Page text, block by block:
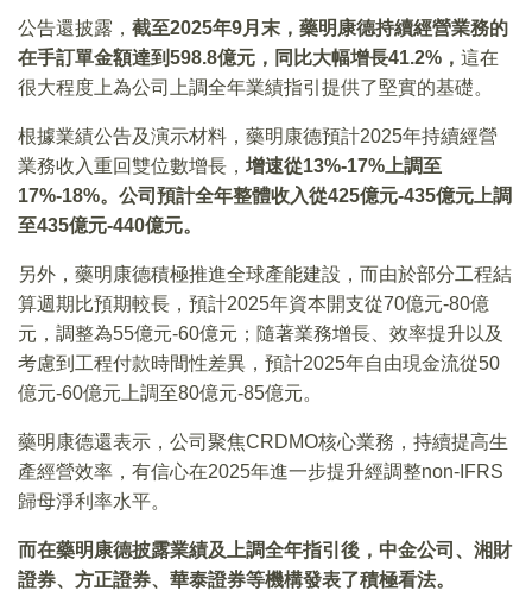
公告還披露， 截至2025年9月末，藥明康德持續經營業務的
在手訂單金額達到598.8億元，同比大幅增長41.2% ， 這在
很大程度上為公司上調全年業績指引提供了堅實的基礎。
根據業績公告及演示材料，藥明康德預計2025年持續經營
業務收入重回雙位數增長， 增速從13%-17%上調至
17%-18%。公司預計全年整體收入從425億元-435億元上調
至435億元-440億元。
另外，藥明康德積極推進全球產能建設，而由於部分工程結
算週期比預期較長，預計2025年資本開支從70億元-80億
元，調整為55億元-60億元；隨著業務增長、效率提升以及
考慮到工程付款時間性差異，預計2025年自由現金流從50
億元-60億元上調至80億元-85億元。
藥明康德還表示，公司聚焦CRDMO核心業務，持續提高生
產經營效率，有信心在2025年進一步提升經調整non-IFRS
歸母淨利率水平。
而在藥明康德披露業績及上調全年指引後，中金公司、湘財
證券、方正證券、華泰證券等機構發表了積極看法。